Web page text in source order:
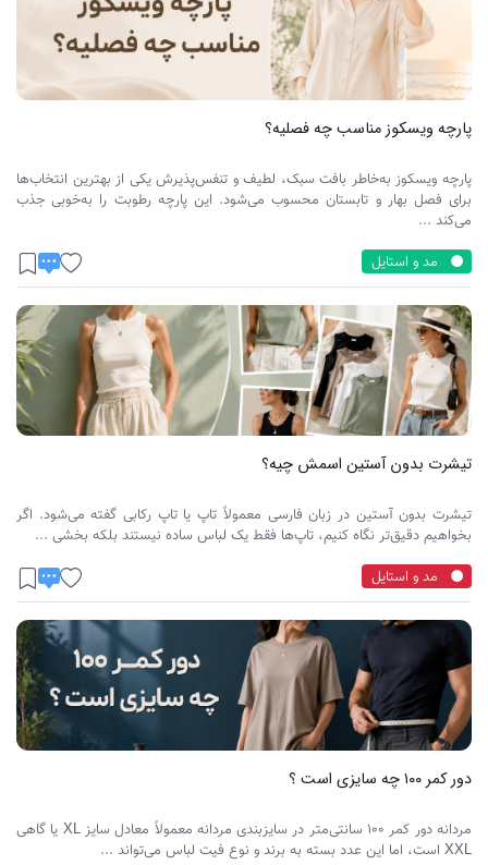
پارچه ویسکوز مناسب چه فصلیه؟
پارچه ویسکوز به‌خاطر بافت سبک، لطیف و تنفس‌پذیرش یکی از بهترین انتخاب‌ها
برای فصل بهار و تابستان محسوب می‌شود. این پارچه رطوبت را به‌خوبی جذب
می‌کند ...
مد و استایل
تیشرت بدون آستین اسمش چیه؟
تیشرت بدون آستین در زبان فارسی معمولاً تاپ یا تاپ رکابی گفته می‌شود. اگر
بخواهیم دقیق‌تر نگاه کنیم، تاپ‌ها فقط یک لباس ساده نیستند بلکه بخشی ...
مد و استایل
دور کمر ۱۰۰ چه سایزی است ؟
مردانه دور کمر ۱۰۰ سانتی‌متر در سایزبندی مردانه معمولاً معادل سایز XL یا گاهی
XXL است، اما این عدد بسته به برند و نوع فیت لباس می‌تواند ...